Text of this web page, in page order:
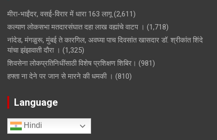
मीरा-भाईंदर, वसई-विरार में धारा 163 लागू (2,611)
कल्याण लोकसभा मतदारसंघात दहा लाख वह्यांचे वाटप । (1,718)
नांदेड, मंगळुरू, मुंबई ते कारगिल, अवघ्या पाच दिवसांत खासदार डॉ. श्रीकांत शिंदे
यांचा झंझावाती दौरा । (1,325)
शिवसेना लोकप्रतिनिधींसाठी विशेष प्रशिक्षण शिबिर। (981)
हफ्ता ना देने पर जान से मारने की धमकी । (810)
Language
Hindi